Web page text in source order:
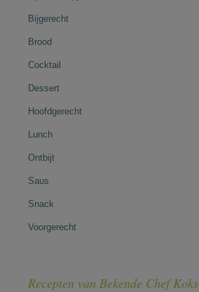
Bijgerecht
Brood
Cocktail
Dessert
Hoofdgerecht
Lunch
Ontbijt
Saus
Snack
Voorgerecht
Recepten van Bekende Chef Koks